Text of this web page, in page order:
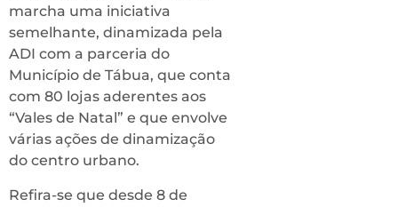
marcha uma iniciativa
semelhante, dinamizada pela
ADI com a parceria do
Município de Tábua, que conta
com 80 lojas aderentes aos
“Vales de Natal” e que envolve
várias ações de dinamização
do centro urbano.
Refira-se que desde 8 de